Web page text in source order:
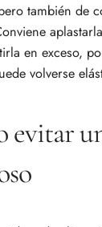
también de
en exceso,
volverse
evitar